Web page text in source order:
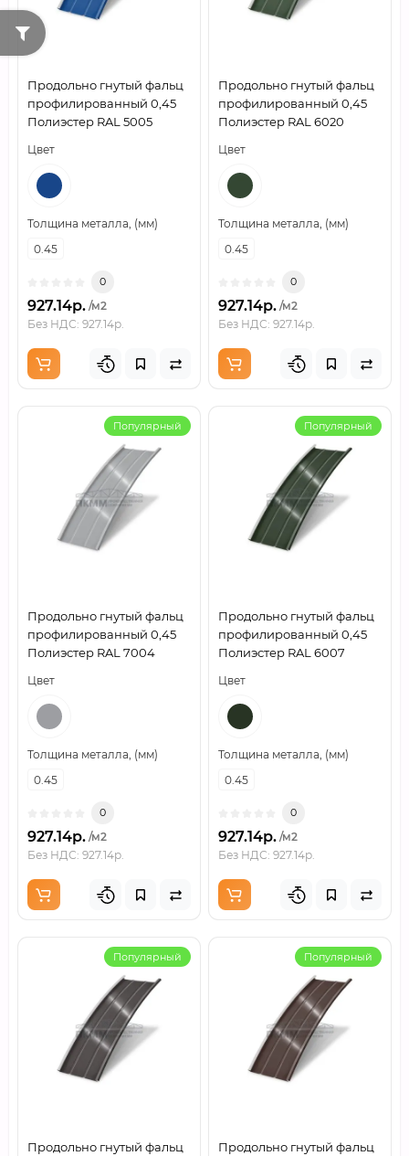
Продольно гнутый фальц
профилированный 0,45
Полиэстер RAL 5005
Цвет
Толщина металла, (мм)
0.45
0
927.14р. /м2
Без НДС: 927.14р.
Продольно гнутый фальц
профилированный 0,45
Полиэстер RAL 6020
Цвет
Толщина металла, (мм)
0.45
0
927.14р. /м2
Без НДС: 927.14р.
Популярный
Продольно гнутый фальц
профилированный 0,45
Полиэстер RAL 7004
Цвет
Толщина металла, (мм)
0.45
0
927.14р. /м2
Без НДС: 927.14р.
Популярный
Продольно гнутый фальц
профилированный 0,45
Полиэстер RAL 6007
Цвет
Толщина металла, (мм)
0.45
0
927.14р. /м2
Без НДС: 927.14р.
Популярный
Продольно гнутый фальц
Популярный
Продольно гнутый фальц